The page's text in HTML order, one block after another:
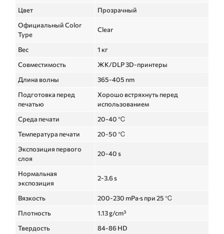
Цвет
Прозрачный
Официальный Color
Type
Clear
Вес
1 кг
Совместимость
ЖК/DLP 3D-принтеры
Длина волны
365-405 nm
Подготовка перед
печатью
Хорошо встряхнуть перед
использованием
Среда печати
20-40 ℃
Температура печати
20-50 ℃
Экспозиция первого
слоя
20-40 s
Нормальная
экспозиция
2-3.6 s
Вязкость
200-230 mPa·s при 25 ℃
Плотность
1.13 g/cm³
Твердость
84-86 HD